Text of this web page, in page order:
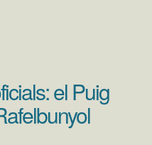
el Puig